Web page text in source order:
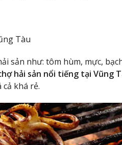
Tàu
sản như: tôm hùm, mực,
hải sản nổi tiếng tại Vũng
khá rẻ.